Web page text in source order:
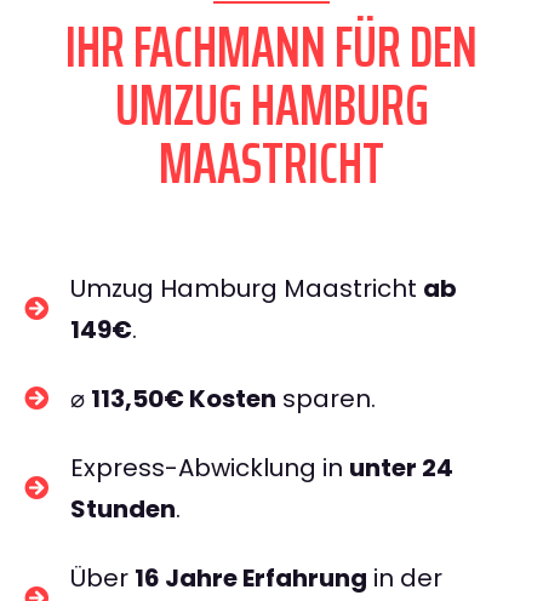
IHR FACHMANN FÜR DEN
UMZUG HAMBURG
MAASTRICHT
Umzug Hamburg Maastricht ab
149€.
⌀ 113,50€ Kosten sparen.
Express-Abwicklung in unter 24
Stunden.
Über 16 Jahre Erfahrung in der